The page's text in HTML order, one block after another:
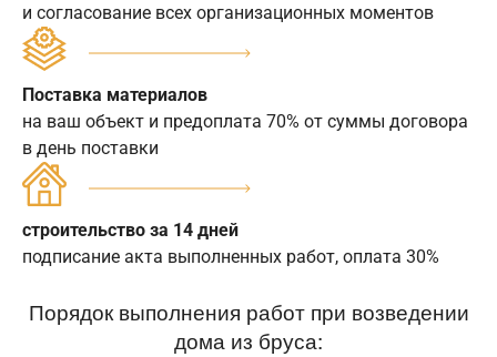
и согласование всех организационных моментов
Поставка материалов
на ваш объект и предоплата 70% от суммы договора
в день поставки
строительство за 14 дней
подписание акта выполненных работ, оплата 30%
Порядок выполнения работ при возведении
дома из бруса: